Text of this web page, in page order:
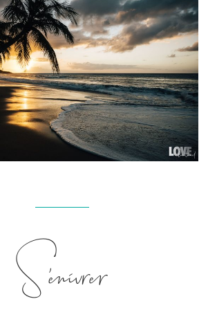
S’enivrer